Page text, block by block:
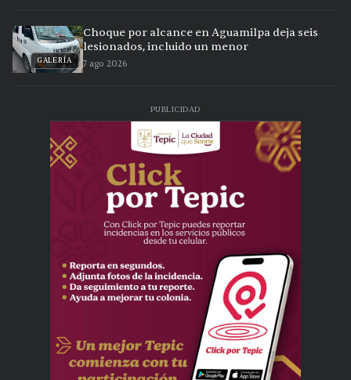
GALERÍA
Choque por alcance en Aguamilpa deja seis
lesionados, incluido un menor
7 ago 2026
PUBLICIDAD